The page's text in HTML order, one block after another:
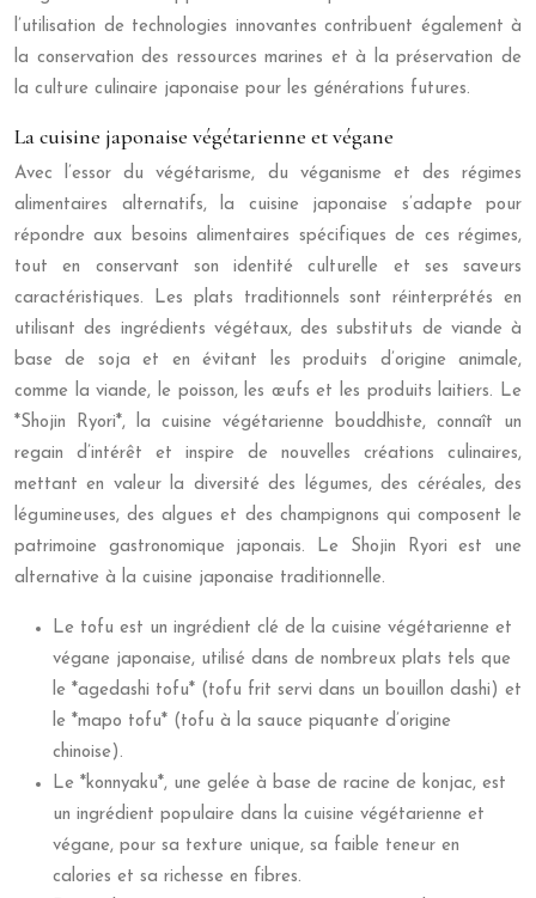
l’utilisation de technologies innovantes contribuent également à
la conservation des ressources marines et à la préservation de
la culture culinaire japonaise pour les générations futures.
La cuisine japonaise végétarienne et végane
Avec l’essor du végétarisme, du véganisme et des régimes
alimentaires alternatifs, la cuisine japonaise s’adapte pour
répondre aux besoins alimentaires spécifiques de ces régimes,
tout en conservant son identité culturelle et ses saveurs
caractéristiques. Les plats traditionnels sont réinterprétés en
utilisant des ingrédients végétaux, des substituts de viande à
base de soja et en évitant les produits d’origine animale,
comme la viande, le poisson, les œufs et les produits laitiers. Le
*Shojin Ryori*, la cuisine végétarienne bouddhiste, connaît un
regain d’intérêt et inspire de nouvelles créations culinaires,
mettant en valeur la diversité des légumes, des céréales, des
légumineuses, des algues et des champignons qui composent le
patrimoine gastronomique japonais. Le Shojin Ryori est une
alternative à la cuisine japonaise traditionnelle.
Le tofu est un ingrédient clé de la cuisine végétarienne et
végane japonaise, utilisé dans de nombreux plats tels que
le *agedashi tofu* (tofu frit servi dans un bouillon dashi) et
le *mapo tofu* (tofu à la sauce piquante d’origine
chinoise).
Le *konnyaku*, une gelée à base de racine de konjac, est
un ingrédient populaire dans la cuisine végétarienne et
végane, pour sa texture unique, sa faible teneur en
calories et sa richesse en fibres.